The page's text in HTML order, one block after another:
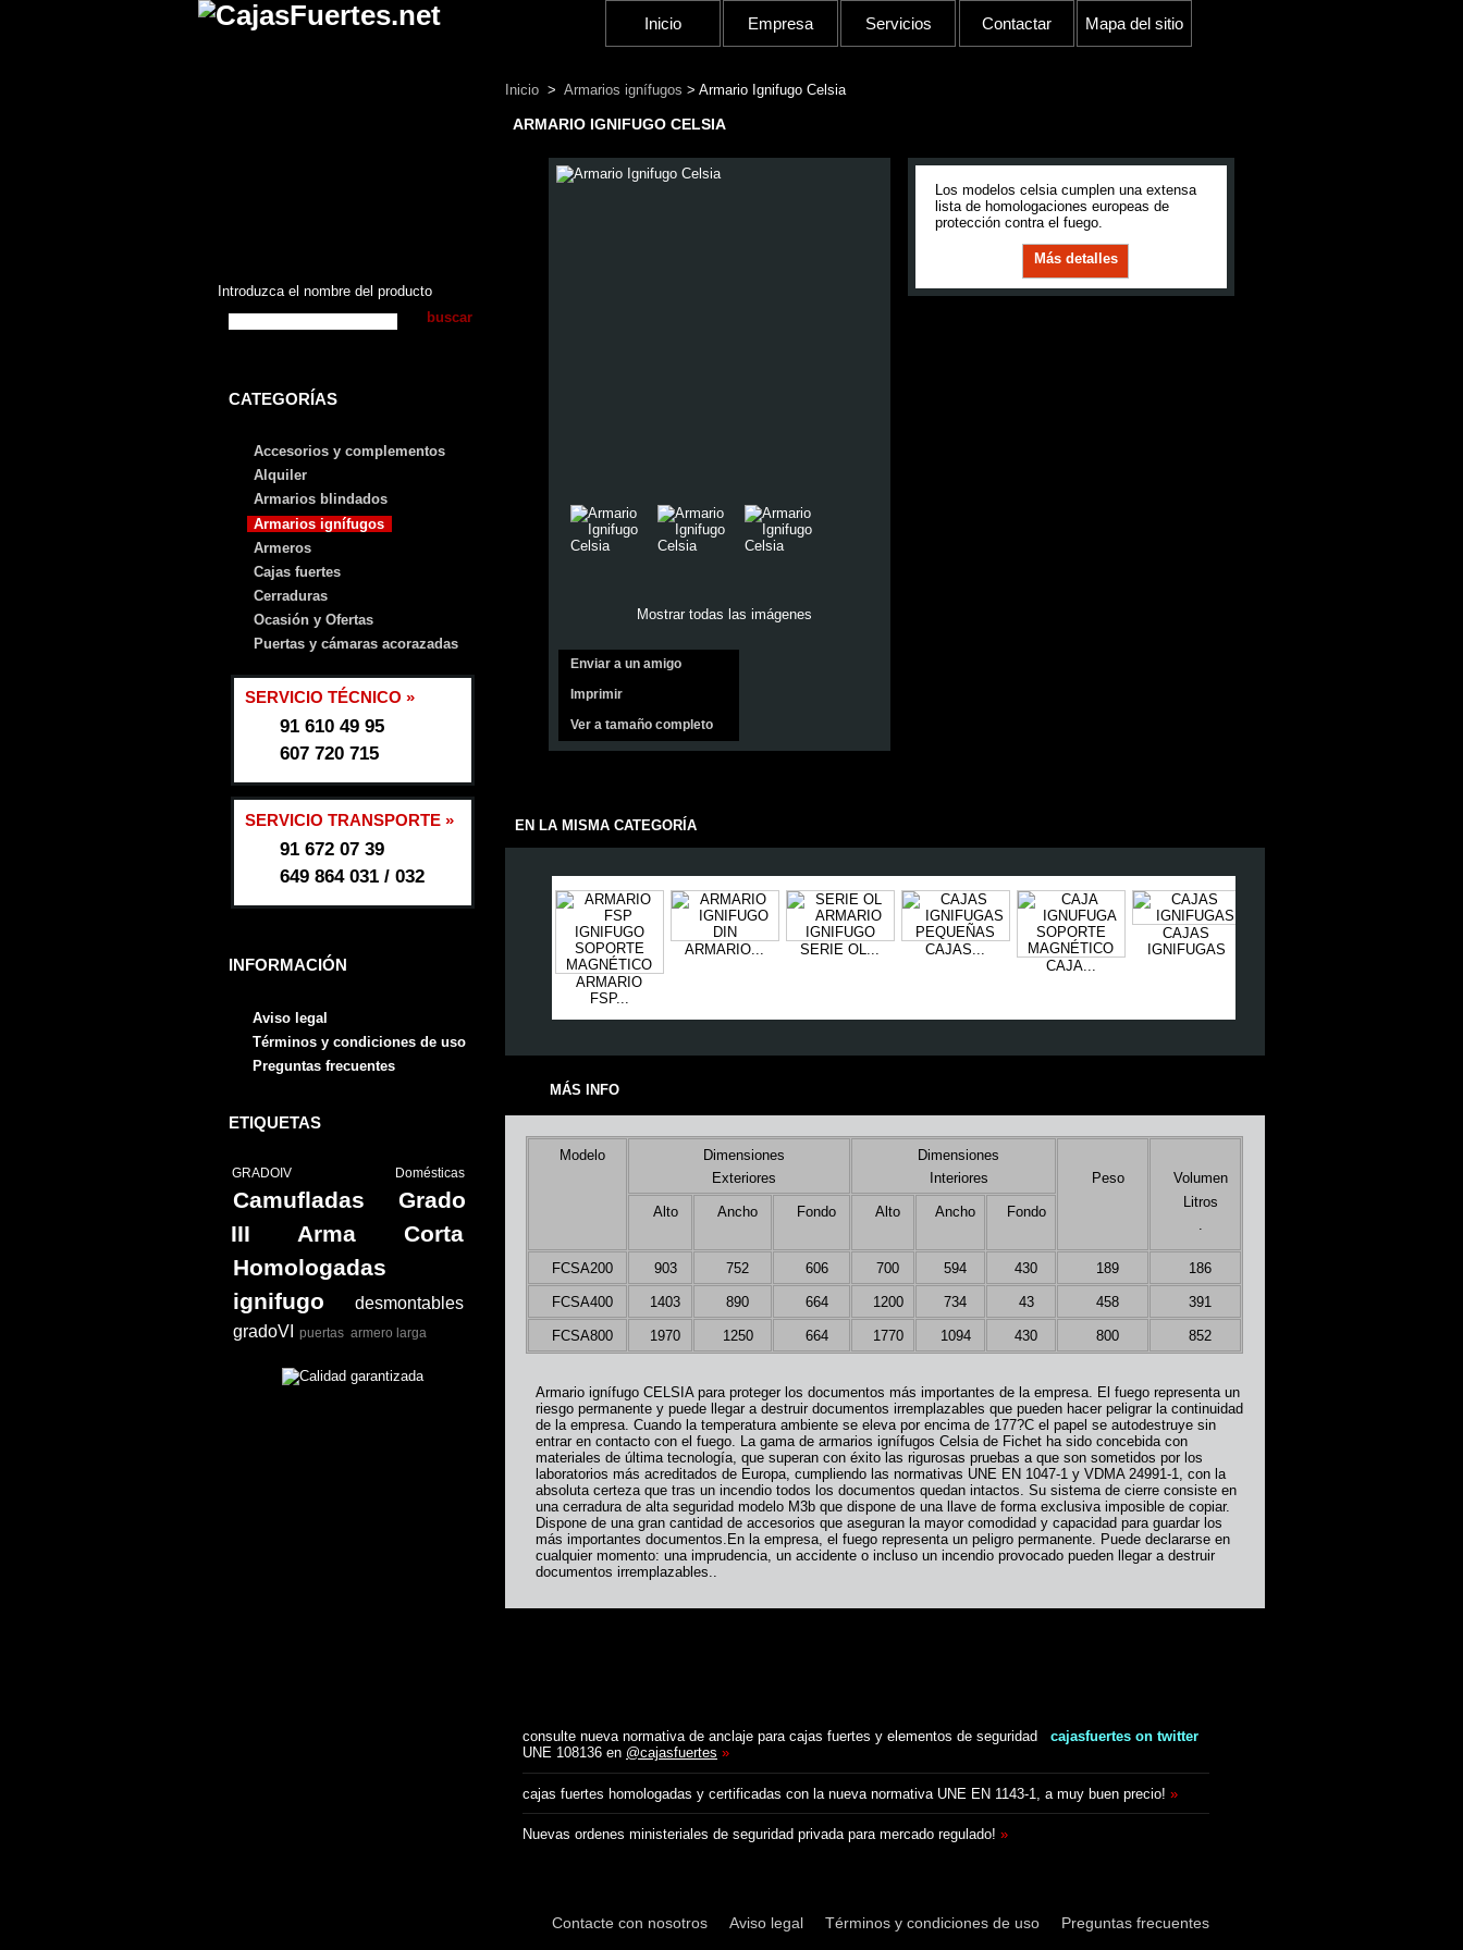
Inicio Empresa Servicios Contactar Mapa del sitio
Introduzca el nombre del producto
CATEGORÍAS
Accesorios y complementos
Alquiler
Armarios blindados
Armarios ignífugos
Armeros
Cajas fuertes
Cerraduras
Ocasión y Ofertas
Puertas y cámaras acorazadas
SERVICIO TÉCNICO »
91 610 49 95
607 720 715
SERVICIO TRANSPORTE »
91 672 07 39
649 864 031 / 032
INFORMACIÓN
Aviso legal
Términos y condiciones de uso
Preguntas frecuentes
ETIQUETAS
GRADOIV Domésticas
Camufladas
Grado
III Arma Corta
Homologadas
ignifugo
desmontables
gradoVI
puertas armero larga
Inicio > Armarios ignífugos > Armario Ignifugo Celsia
ARMARIO IGNIFUGO CELSIA
Mostrar todas las imágenes
Enviar a un amigo
Imprimir
Ver a tamaño completo
Los modelos celsia cumplen una extensa
lista de homologaciones europeas de
protección contra el fuego.
Más detalles
EN LA MISMA CATEGORÍA
ARMARIO
FSP...
ARMARIO... SERIE OL...
CAJAS...
CAJA...
CAJAS
IGNIFUGAS
MÁS INFO
Modelo
Dimensiones
Exteriores
Dimensiones
Interiores
Peso
Volumen
Litros
Alto Ancho Fondo Alto Ancho Fondo
FCSA200 903 752 606 700 594 430 189 186
FCSA400 1403 890 664 1200 734 43 458 391
FCSA800 1970 1250 664 1770 1094 430 800 852
Armario ignífugo CELSIA para proteger los documentos más importantes de la empresa. El fuego representa un
riesgo permanente y puede llegar a destruir documentos irremplazables que pueden hacer peligrar la continuidad
de la empresa. Cuando la temperatura ambiente se eleva por encima de 177?C el papel se autodestruye sin
entrar en contacto con el fuego. La gama de armarios ignífugos Celsia de Fichet ha sido concebida con
materiales de última tecnología, que superan con éxito las rigurosas pruebas a que son sometidos por los
laboratorios más acreditados de Europa, cumpliendo las normativas UNE EN 1047-1 y VDMA 24991-1, con la
absoluta certeza que tras un incendio todos los documentos quedan intactos. Su sistema de cierre consiste en
una cerradura de alta seguridad modelo M3b que dispone de una llave de forma exclusiva imposible de copiar.
Dispone de una gran cantidad de accesorios que aseguran la mayor comodidad y capacidad para guardar los
más importantes documentos.En la empresa, el fuego representa un peligro permanente. Puede declararse en
cualquier momento: una imprudencia, un accidente o incluso un incendio provocado pueden llegar a destruir
documentos irremplazables..
cajasfuertes on twitter
consulte nueva normativa de anclaje para cajas fuertes y elementos de seguridad
UNE 108136 en @cajasfuertes »
cajas fuertes homologadas y certificadas con la nueva normativa UNE EN 1143-1, a muy buen precio! »
Nuevas ordenes ministeriales de seguridad privada para mercado regulado! »
Contacte con nosotros Aviso legal Términos y condiciones de uso Preguntas frecuentes